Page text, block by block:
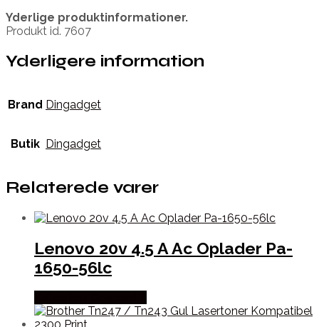
Yderlige produktinformationer.
Produkt id. 7607
Yderligere information
Brand Dingadget
Butik Dingadget
Relaterede varer
Lenovo 20v 4.5 A Ac Oplader Pa-
1650-56lc